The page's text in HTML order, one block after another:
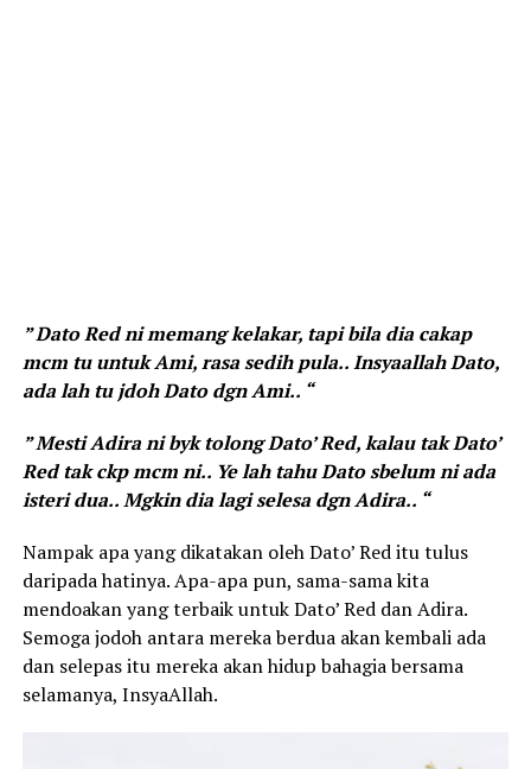
” Dato Red ni memang kelakar, tapi bila dia cakap
mcm tu untuk Ami, rasa sedih pula.. Insyaallah Dato,
ada lah tu jdoh Dato dgn Ami.. “
” Mesti Adira ni byk tolong Dato’ Red, kalau tak Dato’
Red tak ckp mcm ni.. Ye lah tahu Dato sbelum ni ada
isteri dua.. Mgkin dia lagi selesa dgn Adira.. “
Nampak apa yang dikatakan oleh Dato’ Red itu tulus
daripada hatinya. Apa-apa pun, sama-sama kita
mendoakan yang terbaik untuk Dato’ Red dan Adira.
Semoga jodoh antara mereka berdua akan kembali ada
dan selepas itu mereka akan hidup bahagia bersama
selamanya, InsyaAllah.